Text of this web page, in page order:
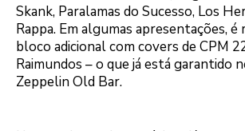
Skank, Paralamas do Sucesso, Los
Rappa. Em algumas apresentações, é
bloco adicional com covers de CPM
Raimundos – o que já está garantido
Zeppelin Old Bar.